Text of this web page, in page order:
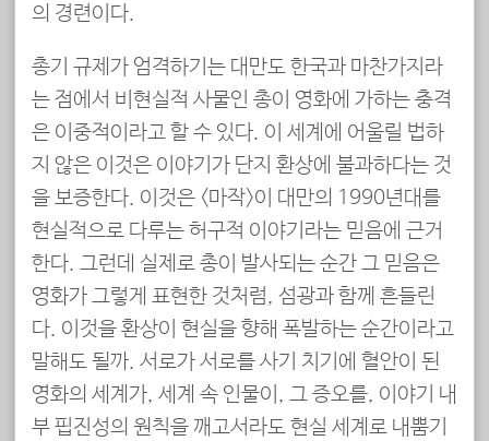
의 경련이다.
총기 규제가 엄격하기는 대만도 한국과 마찬가지라
는 점에서 비현실적 사물인 총이 영화에 가하는 충격
은 이중적이라고 할 수 있다. 이 세계에 어울릴 법하
지 않은 이것은 이야기가 단지 환상에 불과하다는 것
을 보증한다. 이것은 <마작>이 대만의 1990년대를
현실적으로 다루는 허구적 이야기라는 믿음에 근거
한다. 그런데 실제로 총이 발사되는 순간 그 믿음은
영화가 그렇게 표현한 것처럼, 섬광과 함께 흔들린
다. 이것을 환상이 현실을 향해 폭발하는 순간이라고
말해도 될까. 서로가 서로를 사기 치기에 혈안이 된
영화의 세계가, 세계 속 인물이, 그 증오를, 이야기 내
부 핍진성의 원칙을 깨고서라도 현실 세계로 내뿜기